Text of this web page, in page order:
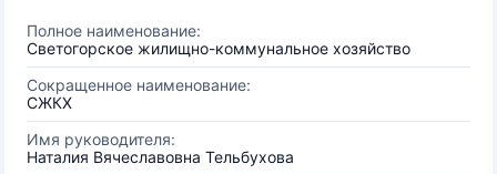
Полное наименование:
Светогорское жилищно-коммунальное хозяйство
Сокращенное наименование:
СЖКХ
Имя руководителя:
Наталия Вячеславовна Тельбухова